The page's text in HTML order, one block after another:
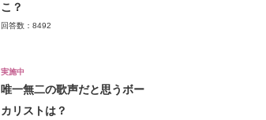
こ？
回答数：8492
実施中
唯一無二の歌声だと思うボー
カリストは？